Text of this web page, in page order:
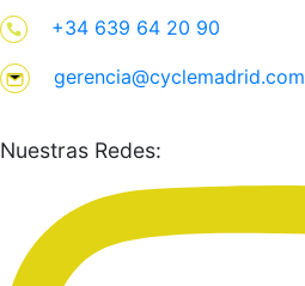
+34 639 64 20 90
gerencia@cyclemadrid.com
Nuestras Redes: